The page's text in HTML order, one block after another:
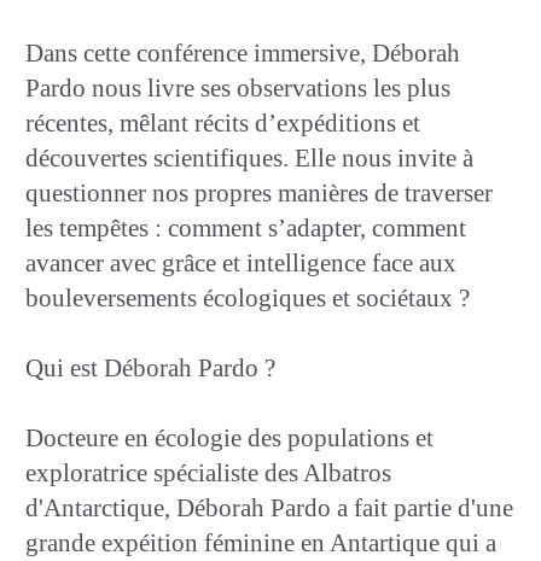
Dans cette conférence immersive, Déborah
Pardo nous livre ses observations les plus
récentes, mêlant récits d’expéditions et
découvertes scientifiques. Elle nous invite à
questionner nos propres manières de traverser
les tempêtes : comment s’adapter, comment
avancer avec grâce et intelligence face aux
bouleversements écologiques et sociétaux ?
Qui est Déborah Pardo ?
Docteure en écologie des populations et
exploratrice spécialiste des Albatros
d'Antarctique, Déborah Pardo a fait partie d'une
grande expéition féminine en Antartique qui a